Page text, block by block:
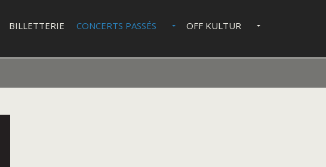
BILLETTERIE CONCERTS PASSÉS OFF KULTUR